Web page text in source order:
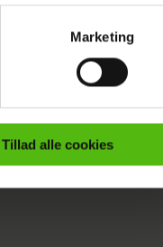
indhold til dig.
Vi indsamler data
Marketing
Tillad alle cookies